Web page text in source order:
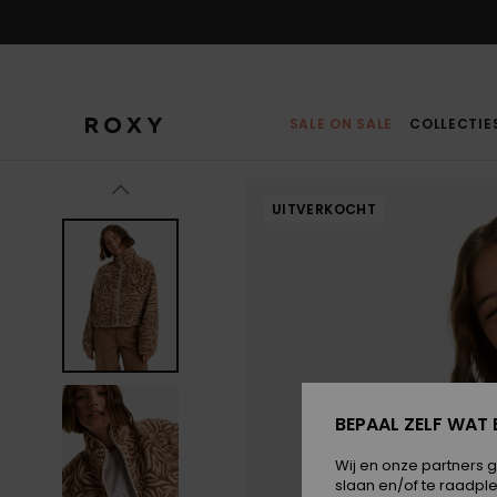
SALE ON SALE
UITVERKOCHT
BEPAAL ZELF WAT
Wij en onze partners
slaan en/of te